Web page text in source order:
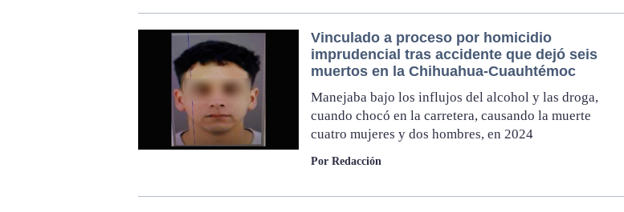
Vinculado a proceso por homicidio
imprudencial tras accidente que dejó seis
muertos en la Chihuahua-Cuauhtémoc
Manejaba bajo los influjos del alcohol y las droga,
cuando chocó en la carretera, causando la muerte
cuatro mujeres y dos hombres, en 2024
Por Redacción